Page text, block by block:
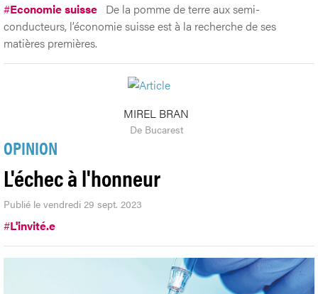
#Economie suisse De la pomme de terre aux semi-
conducteurs, l’économie suisse est à la recherche de ses
matières premières.
MIREL BRAN
De Bucarest
OPINION
L'échec à l'honneur
Publié le vendredi 29 sept. 2023
#L'invité.e